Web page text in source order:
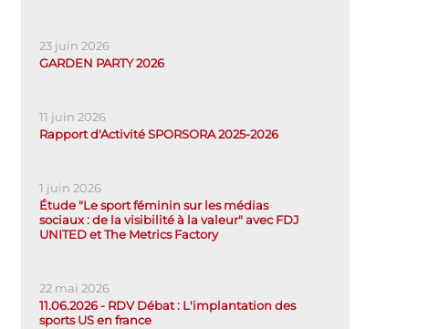
23 juin 2026
GARDEN PARTY 2026
11 juin 2026
Rapport d'Activité SPORSORA 2025-2026
1 juin 2026
Étude "Le sport féminin sur les médias
sociaux : de la visibilité à la valeur" avec FDJ
UNITED et The Metrics Factory
22 mai 2026
11.06.2026 - RDV Débat : L'implantation des
sports US en france